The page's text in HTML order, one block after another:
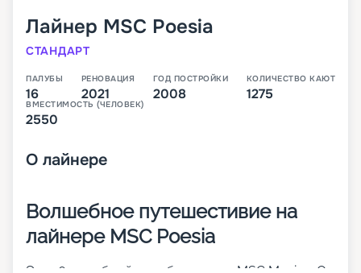
Лайнер MSC Poesia
СТАНДАРТ
ПАЛУБЫ
16
РЕНОВАЦИЯ
2021
ГОД ПОСТРОЙКИ
2008
КОЛИЧЕСТВО КАЮТ
1275
ВМЕСТИМОСТЬ (ЧЕЛОВЕК)
2550
О лайнере
Волшебное путешестивие на
лайнере MSC Poesia